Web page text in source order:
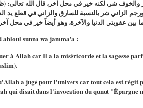
شر، لكنه خير في محل آخر، قال الله تعالى:
يَرْجِعُونَ) (الروم:41) . وقطع يد السارق ورجم الزاني شر بالنسبة للسارق
ahloul sunna wa jamma'a :
à Allah car Il a la miséricorde et la sagesse
a jugé pour l'univers car tout cela est régit
qui disait dans l'invocation du qunut "Épargne